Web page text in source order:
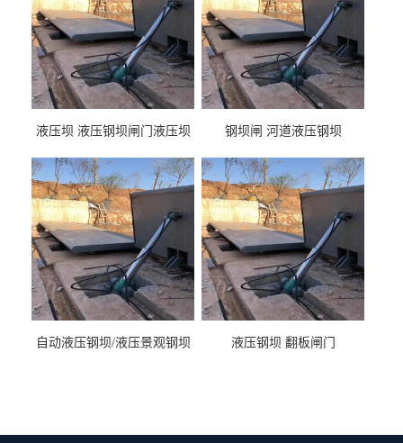
液压坝 液压钢坝闸门液压坝
钢坝闸 河道液压钢坝
自动液压钢坝/液压景观钢坝 液压钢坝 翻板闸门